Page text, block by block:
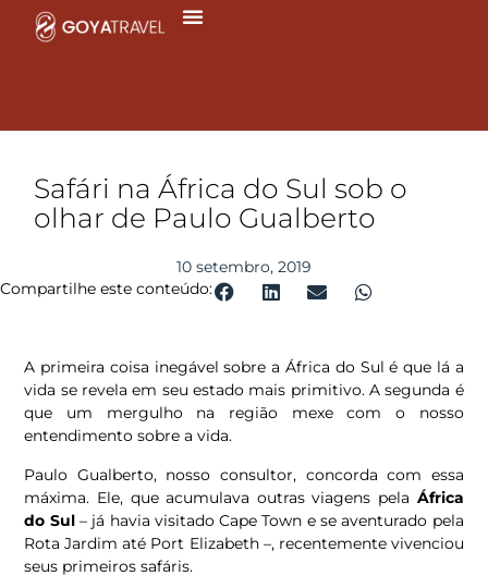
Safári na África do Sul sob o
olhar de Paulo Gualberto
10 setembro, 2019
Compartilhe este conteúdo:
A primeira coisa inegável sobre a África do Sul é que lá a
vida se revela em seu estado mais primitivo. A segunda é
que um mergulho na região mexe com o nosso
entendimento sobre a vida.
Paulo Gualberto, nosso consultor, concorda com essa
máxima. Ele, que acumulava outras viagens pela África
do Sul– já havia visitado Cape Town e se aventurado pela
Rota Jardim até Port Elizabeth –, recentemente vivenciou
seus primeiros safáris.